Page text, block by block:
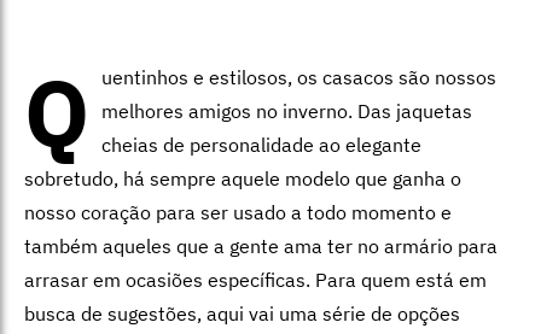
Q
uentinhos e estilosos, os casacos são nossos
melhores amigos no inverno. Das jaquetas
cheias de personalidade ao elegante
sobretudo, há sempre aquele modelo que ganha o
nosso coração para ser usado a todo momento e
também aqueles que a gente ama ter no armário para
arrasar em ocasiões específicas. Para quem está em
busca de sugestões, aqui vai uma série de opções